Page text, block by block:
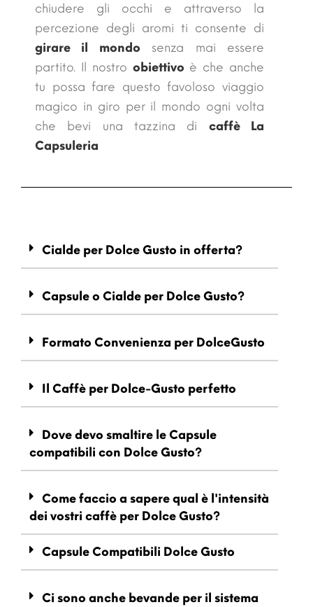
chiudere gli occhi e attraverso la
percezione degli aromi ti consente di
girare il mondo senza mai essere
partito. Il nostro obiettivo è che anche
tu possa fare questofavoloso viaggio
magico in giro per il mondo ogni volta
che bevi una tazzina di caffè La
Capsuleria
Cialde per Dolce Gusto in offerta?
Capsule o Cialde per Dolce Gusto?
Formato Convenienza per DolceGusto
Il Caffè per Dolce-Gusto perfetto
Dove devo smaltire le Capsule
compatibili con Dolce Gusto?
Come faccio a sapere qual è l'intensità
dei vostri caffè per Dolce Gusto?
Capsule Compatibili Dolce Gusto
Ci sono anche bevande per il sistema